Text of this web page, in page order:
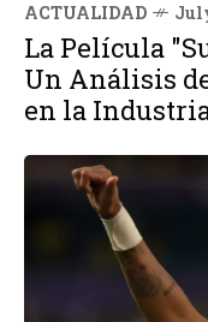
ACTUALIDAD
La Película
Un Análisis
en la